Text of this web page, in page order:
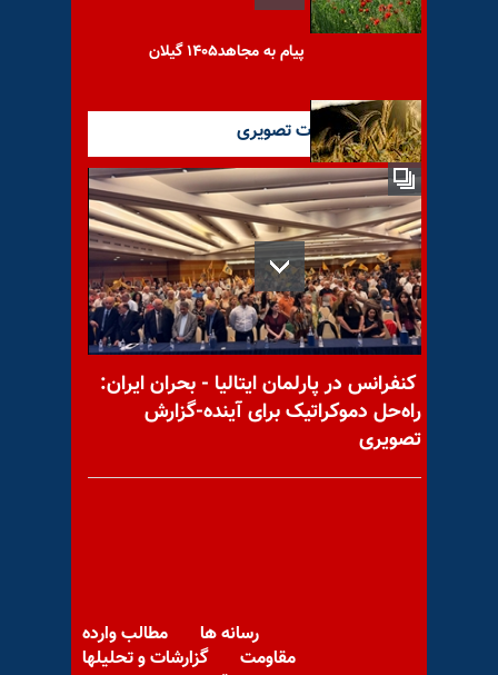
پیام به مجاهد۱۴۰۵ گیلان
پیام به سجاد از کرمانشاه
پیام به سپهر ۳۵۰
آخرین گزارشات تصویری
کنفرانس در پارلمان ایتالیا - بحران ایران:
راه‌حل دموکراتیک برای آینده-گزارش
تصویری
مطالب وارده
رسانه ها
گزارشات و تحلیلها
مقاومت